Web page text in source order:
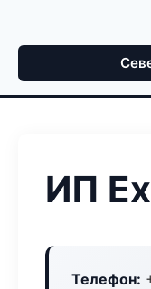
ИП
Телефон: